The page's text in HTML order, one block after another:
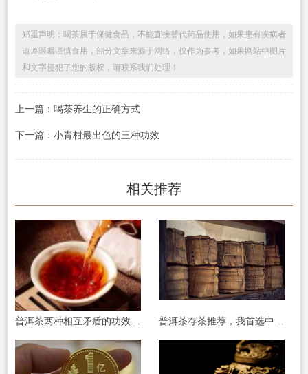
郑重声明：喝茶属于保健食品，不能直接替代药品使用，如果患有疾病者
请遵医嘱谨慎食用，部分文章来源于网络，仅作为参考，如果网站中图片
和文字侵犯了您的版权，请联系我们处理！
上一篇：喝茶养生的正确方式
下一篇：小青柑最出色的三种功效
相关推荐